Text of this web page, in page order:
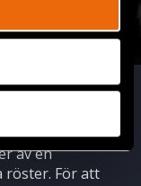
för
av en
röster. För att